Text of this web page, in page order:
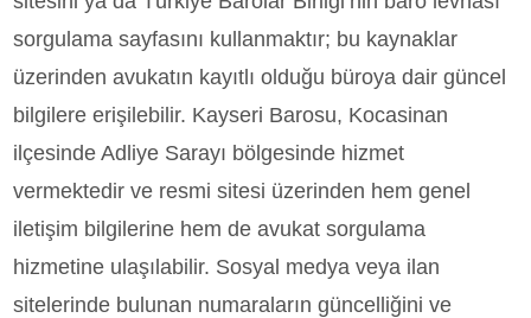
sorgulama sayfasını kullanmaktır; bu kaynaklar
üzerinden avukatın kayıtlı olduğu büroya dair güncel
bilgilere erişilebilir. Kayseri Barosu, Kocasinan
ilçesinde Adliye Sarayı bölgesinde hizmet
vermektedir ve resmi sitesi üzerinden hem genel
iletişim bilgilerine hem de avukat sorgulama
hizmetine ulaşılabilir. Sosyal medya veya ilan
sitelerinde bulunan numaraların güncelliğini ve